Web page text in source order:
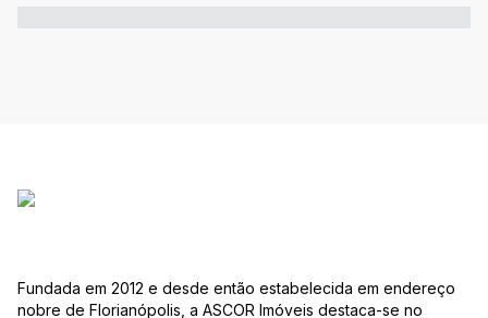
Fundada em 2012 e desde então estabelecida em endereço
nobre de Florianópolis, a ASCOR Imóveis destaca-se no